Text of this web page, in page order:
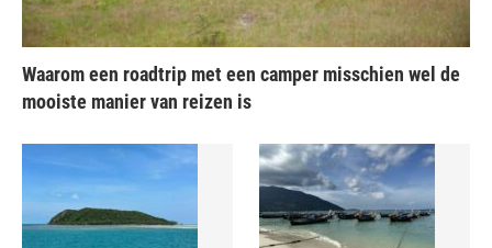
Waarom een roadtrip met een camper misschien wel de
mooiste manier van reizen is